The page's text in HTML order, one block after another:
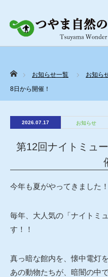
ホーム
お知らせ一覧 お知ら
8日から開催！
2026.07.17 お知らせ
第12回ナイトミュ
今年も夏がやってきました！
毎年、大人気の「ナイトミ
す！！
真っ暗な館内を、懐中電灯
あの動物たちが、暗闇の中